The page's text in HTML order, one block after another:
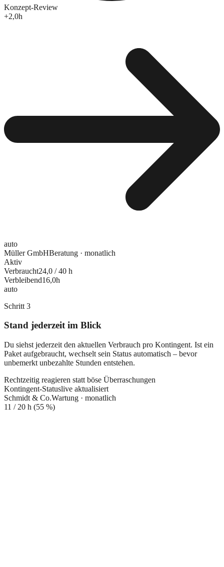
Konzept-Review
+2,0h
auto
Müller GmbHBeratung · monatlich
Aktiv
Verbraucht24,0 /40 h
Verbleibend16,0h
auto
Schritt 3
Stand jederzeit im Blick
Du siehst jederzeit den aktuellen Verbrauch pro Kontingent. Ist ein
Paket aufgebraucht, wechselt sein Status automatisch – bevor
unbemerkt unbezahlte Stunden entstehen.
Rechtzeitig reagieren statt böse Überraschungen
Kontingent-Statuslive aktualisiert
Schmidt & Co.Wartung · monatlich
11 / 20 h (55 %)